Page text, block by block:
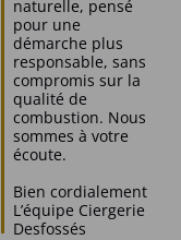
naturelle, pensé
pour une
démarche plus
responsable, sans
compromis sur la
qualité de
combustion. Nous
sommes à votre
écoute.
Bien cordialement
L’équipe Ciergerie
Desfossés